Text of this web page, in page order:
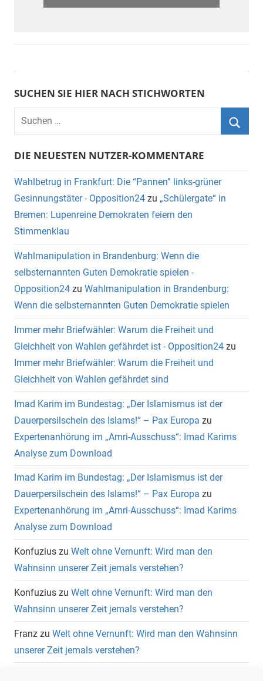
SUCHEN SIE HIER NACH STICHWORTEN
DIE NEUESTEN NUTZER-KOMMENTARE
Wahlbetrug in Frankfurt: Die “Pannen” links-grüner
Gesinnungstäter - Opposition24 zu „Schülergate“ in
Bremen: Lupenreine Demokraten feiern den
Stimmenklau
Wahlmanipulation in Brandenburg: Wenn die
selbsternannten Guten Demokratie spielen -
Opposition24 zu Wahlmanipulation in Brandenburg:
Wenn die selbsternannten Guten Demokratie spielen
Immer mehr Briefwähler: Warum die Freiheit und
Gleichheit von Wahlen gefährdet ist - Opposition24 zu
Immer mehr Briefwähler: Warum die Freiheit und
Gleichheit von Wahlen gefährdet sind
Imad Karim im Bundestag: „Der Islamismus ist der
Dauerpersilschein des Islams!“ – Pax Europa zu
Expertenanhörung im „Amri-Ausschuss“: Imad Karims
Analyse zum Download
Imad Karim im Bundestag: „Der Islamismus ist der
Dauerpersilschein des Islams!“ – Pax Europa zu
Expertenanhörung im „Amri-Ausschuss“: Imad Karims
Analyse zum Download
Konfuzius zu Welt ohne Vernunft: Wird man den
Wahnsinn unserer Zeit jemals verstehen?
Konfuzius zu Welt ohne Vernunft: Wird man den
Wahnsinn unserer Zeit jemals verstehen?
Franz zu Welt ohne Vernunft: Wird man den Wahnsinn
unserer Zeit jemals verstehen?